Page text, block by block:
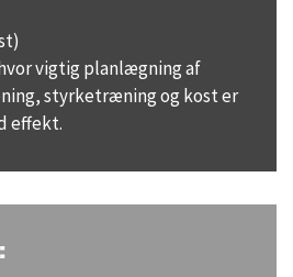
vigtig planlægning af
styrketræning og kost er
effekt.